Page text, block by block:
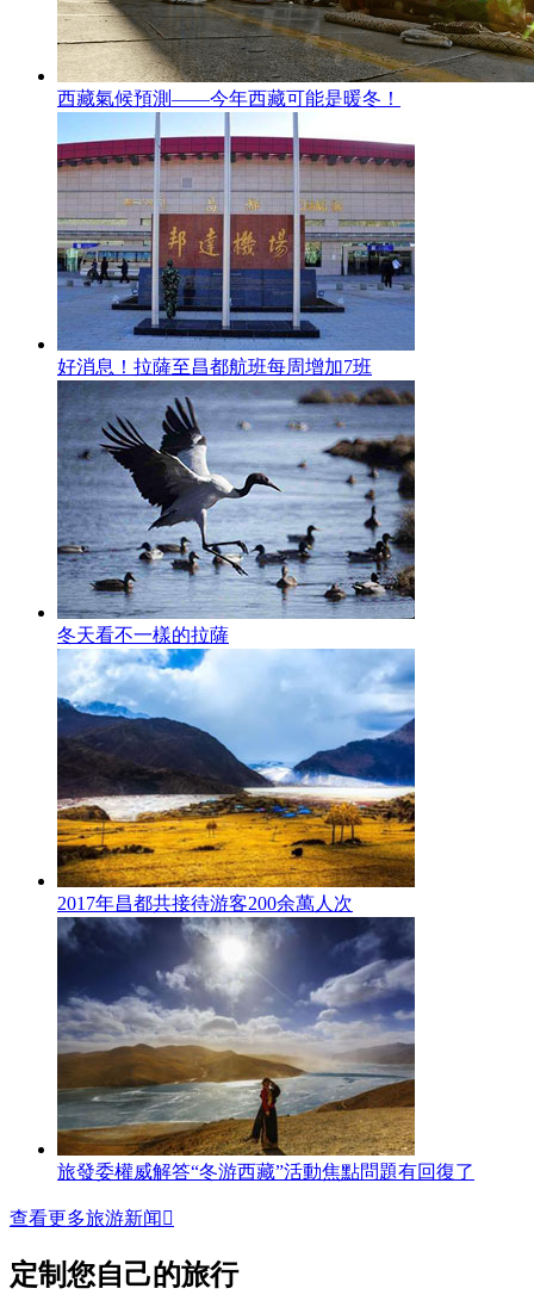
西藏氣候預測——今年西藏可能是暖冬！
好消息！拉薩至昌都航班每周增加7班
冬天看不一樣的拉薩
2017年昌都共接待游客200余萬人次
旅發委權威解答“冬游西藏”活動焦點問題有回復了
查看更多旅游新闻 
定制您自己的旅行